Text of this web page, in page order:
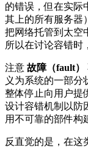
的错误，但在实际
其上的所有服务器
把网络托管到太空
所以在讨论容错时
注意 故障（fault）
义为系统的一部分
整体停止向用户提
设计容错机制以防
用不可靠的部件构
反直觉的是，在这